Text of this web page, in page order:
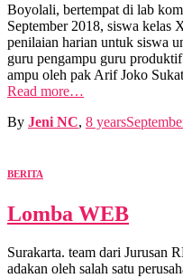
Boyolali, bertempat di lab
September 2018, siswa
penilaian harian untuk siswa
guru pengampu guru
ampu oleh pak Arif Joko
Read more…
By Jeni NC, 8 years
BERITA
Lomba WEB
Surakarta. team dari Jurusan
adakan oleh salah satu